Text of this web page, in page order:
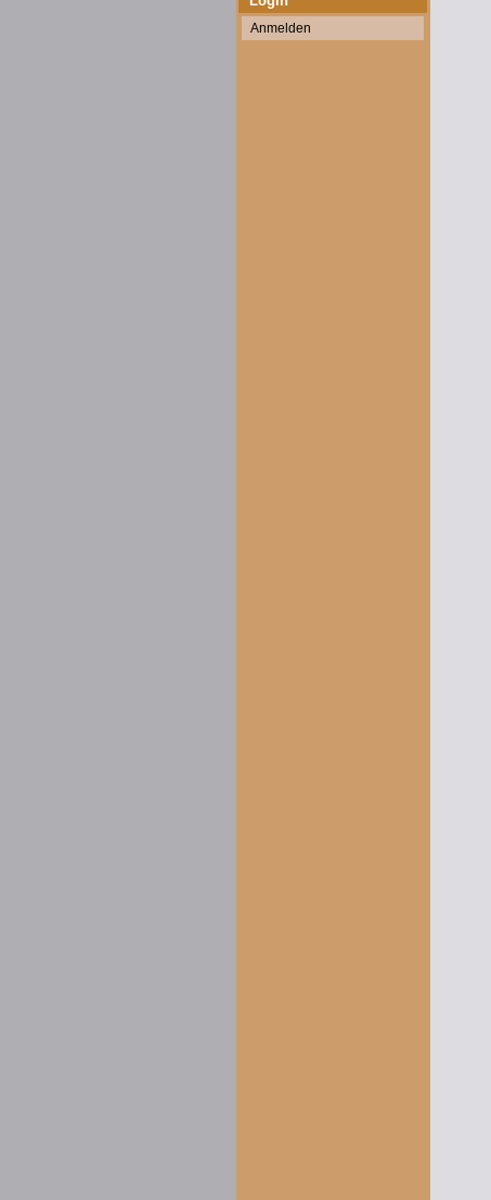
Anmelden